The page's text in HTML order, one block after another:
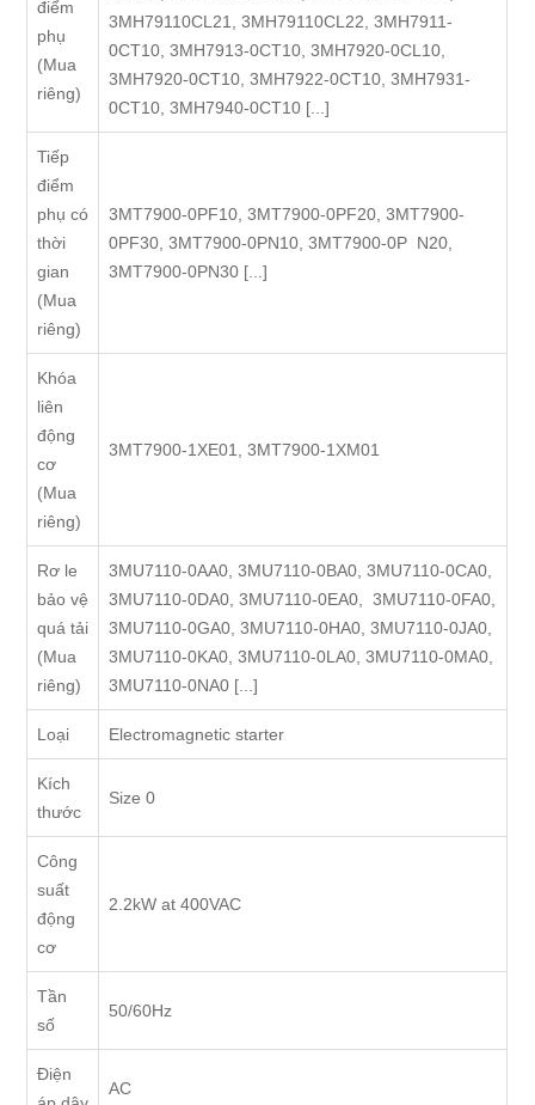
điểm
phụ
(Mua
riêng)
3MH79110CL21, 3MH79110CL22, 3MH7911-
0CT10, 3MH7913-0CT10, 3MH7920-0CL10,
3MH7920-0CT10, 3MH7922-0CT10, 3MH7931-
0CT10, 3MH7940-0CT10 [...]
Tiếp
điểm
phụ có
thời
gian
(Mua
riêng)
3MT7900-0PF10, 3MT7900-0PF20, 3MT7900-
0PF30, 3MT7900-0PN10, 3MT7900-0P N20,
3MT7900-0PN30 [...]
Khóa
liên
động
cơ
(Mua
riêng)
3MT7900-1XE01, 3MT7900-1XM01
Rơ le
bảo vệ
quá tải
(Mua
riêng)
3MU7110-0AA0, 3MU7110-0BA0, 3MU7110-0CA0,
3MU7110-0DA0, 3MU7110-0EA0, 3MU7110-0FA0,
3MU7110-0GA0, 3MU7110-0HA0, 3MU7110-0JA0,
3MU7110-0KA0, 3MU7110-0LA0, 3MU7110-0MA0,
3MU7110-0NA0 [...]
Loại Electromagnetic starter
Kích
thước
Size 0
Công
suất
động
cơ
2.2kW at 400VAC
Tần
số
50/60Hz
Điện
AC